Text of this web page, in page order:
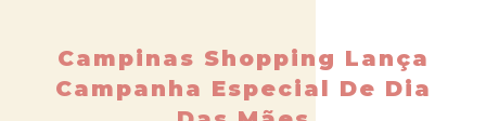
Campinas Shopping Lança
Campanha Especial De Dia